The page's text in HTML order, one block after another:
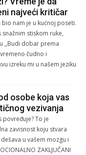
najveći kritičar
nam je u kućnoj poseti.
stiskom ruke,
,,Budi dobar prema
čudno i
izreku mi u našem jeziku
osobe koja vas
vezivanja
To je
zavisnost koju stvara
u vašem mozgu i
ZAKLJUČANI